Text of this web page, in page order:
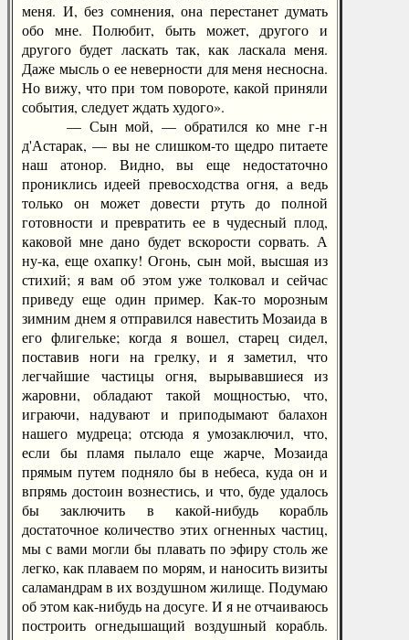
меня. И, без сомнения, она перестанет думать
обо мне. Полюбит, быть может, другого и
другого будет ласкать так, как ласкала меня.
Даже мысль о ее неверности для меня несносна.
Но вижу, что при том повороте, какой приняли
события, следует ждать худого».
— Сын мой, — обратился ко мне г-н
д'Астарак, — вы не слишком-то щедро питаете
наш атонор. Видно, вы еще недостаточно
прониклись идеей превосходства огня, а ведь
только он может довести ртуть до полной
готовности и превратить ее в чудесный плод,
каковой мне дано будет вскорости сорвать. А
ну-ка, еще охапку! Огонь, сын мой, высшая из
стихий; я вам об этом уже толковал и сейчас
приведу еще один пример. Как-то морозным
зимним днем я отправился навестить Мозаида в
его флигельке; когда я вошел, старец сидел,
поставив ноги на грелку, и я заметил, что
легчайшие частицы огня, вырывавшиеся из
жаровни, обладают такой мощностью, что,
играючи, надувают и приподымают балахон
нашего мудреца; отсюда я умозаключил, что,
если бы пламя пылало еще жарче, Мозаида
прямым путем подняло бы в небеса, куда он и
впрямь достоин вознестись, и что, буде удалось
бы заключить в какой-нибудь корабль
достаточное количество этих огненных частиц,
мы с вами могли бы плавать по эфиру столь же
легко, как плаваем по морям, и наносить визиты
саламандрам в их воздушном жилище. Подумаю
об этом как-нибудь на досуге. И я не отчаиваюсь
построить огнедышащий воздушный корабль.